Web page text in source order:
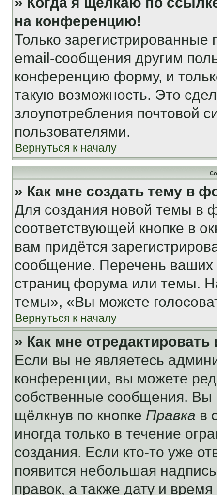
на конференцию!
Только зарегистрированные
email-сообщения другим
конференцию форму, и
такую возможность. Это
злоупотребления почтовой
пользователями.
Вернуться к началу
» Как мне создать тему в
Для создания новой темы в
соответствующей кнопке в
вам придётся
сообщение. Перечень ваших
страниц форума или темы.
темы», «Вы можете
Вернуться к началу
» Как мне
Если вы не являетесь
конференции, вы можете
собственные сообщения. Вы
щёлкнув по кнопке Правка в
иногда только в течение
создания. Если кто-то уже
появится небольшая
правок, а также дату и